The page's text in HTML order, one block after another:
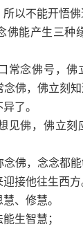
不能开悟佛
能产生三种
念佛号，佛
佛，佛立刻
了。
佛，佛立刻
佛，念念都能
接他往生西方
、修慧。
生智慧；